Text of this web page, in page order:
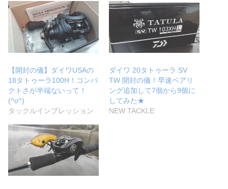
【開封の儀】ダイワUSAの
18タトゥーラ100H！コンパ
クトさが半端ないって！
(^o^)
タックルインプレッション
ダイワ 20タトゥーラ SV
TW 開封の儀！早速ベアリ
ング追加して7個から9個に
してみた★
NEW TACKLE